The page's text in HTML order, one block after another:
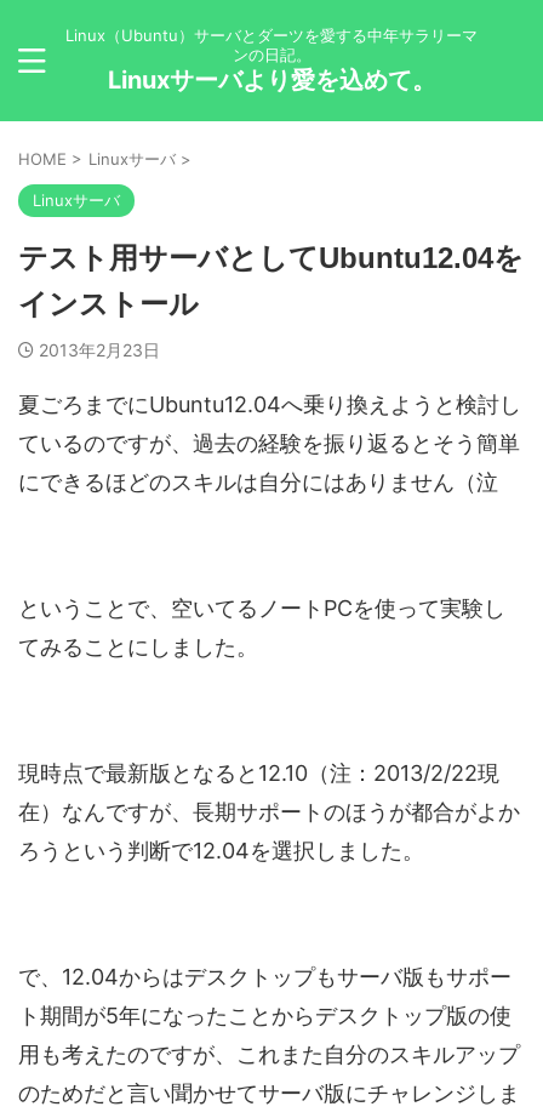
Linux（Ubuntu）サーバとダーツを愛する中年サラリーマ
ンの日記。
Linuxサーバより愛を込めて。
HOME > Linuxサーバ >
Linuxサーバ
テスト用サーバとしてUbuntu12.04を
インストール
2013年2月23日
夏ごろまでにUbuntu12.04へ乗り換えようと検討し
ているのですが、過去の経験を振り返るとそう簡単
にできるほどのスキルは自分にはありません（泣
ということで、空いてるノートPCを使って実験し
てみることにしました。
現時点で最新版となると12.10（注：2013/2/22現
在）なんですが、長期サポートのほうが都合がよか
ろうという判断で12.04を選択しました。
で、12.04からはデスクトップもサーバ版もサポー
ト期間が5年になったことからデスクトップ版の使
用も考えたのですが、これまた自分のスキルアップ
のためだと言い聞かせてサーバ版にチャレンジしま